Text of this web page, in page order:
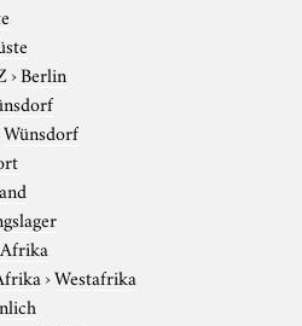
›Berlin
Wünsdorf
Afrika
›Westafrika